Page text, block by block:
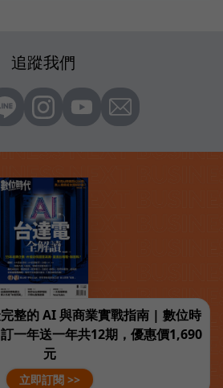
追蹤我們
整的 AI 與商業實戰指南 | 數位時
一年送一年共12期，優惠價1,690
元
立即訂閱 >>